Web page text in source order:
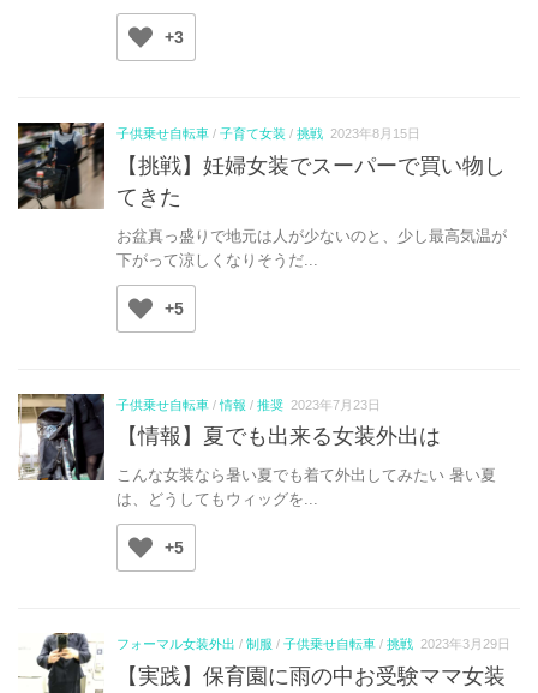
+3
子供乗せ自転車 / 子育て女装 / 挑戦 2023年8月15日
【挑戦】妊婦女装でスーパーで買い物し
てきた
お盆真っ盛りで地元は人が少ないのと、少し最高気温が
下がって涼しくなりそうだ...
+5
子供乗せ自転車 /情報 / 推奨 2023年7月23日
【情報】夏でも出来る女装外出は
こんな女装なら暑い夏でも着て外出してみたい 暑い夏
は、どうしてもウィッグを...
+5
フォーマル女装外出 / 制服 / 子供乗せ自転車 / 挑戦 2023年3月29日
【実践】保育園に雨の中お受験ママ女装